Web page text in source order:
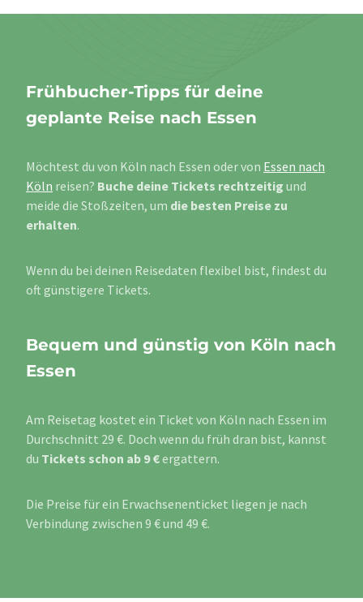
Frühbucher-Tipps für deine
geplante Reise nach Essen
Möchtest du von Köln nach Essen oder von Essen nach
Köln reisen? Buche deine Tickets rechtzeitig und
meide die Stoßzeiten, um die besten Preise zu
erhalten.
Wenn du bei deinen Reisedaten flexibel bist, findest du
oft günstigere Tickets.
Bequem und günstig von Köln nach
Essen
Am Reisetag kostet ein Ticket von Köln nach Essen im
Durchschnitt 29 €. Doch wenn du früh dran bist, kannst
du Tickets schon ab 9 €ergattern.
Die Preise für ein Erwachsenenticket liegen je nach
Verbindung zwischen 9 € und 49 €.